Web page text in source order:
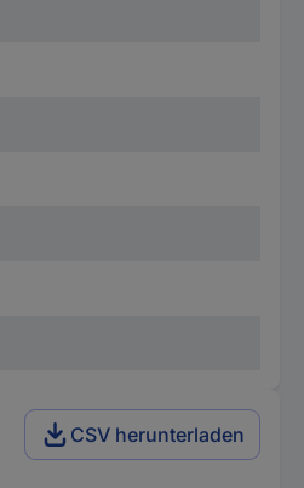
CSV herunterladen